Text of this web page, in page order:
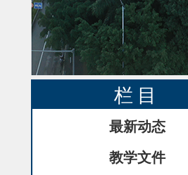
栏目
最新动态
教学文件